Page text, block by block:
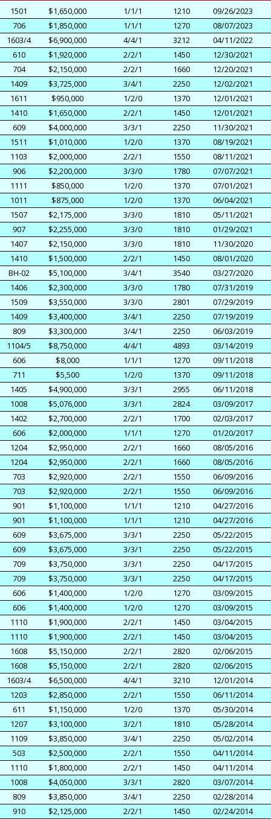
1501 $1,650,000 1/1/1 1210
09/26/2023
706
$1,850,000 1/1/1 1270
08/07/2023
1603/4
$6,900,000 4/4/1 3212
04/11/2022
610
$1,920,000 2/2/1 1450
12/30/2021
704
$2,150,000 2/2/1 1660
12/20/2021
1409
$3,725,000 3/4/1 2250
12/02/2021
1611
$950,000 1/2/0 1370
12/01/2021
1410
$1,650,000 2/2/1 1450
12/01/2021
609
$4,000,000 3/3/1 2250
11/30/2021
1511
$1,010,000 1/2/0 1370
08/19/2021
1103
$2,000,000 2/2/1 1550
08/11/2021
906
$2,200,000 3/3/0 1780
07/07/2021
1111
$850,000 1/2/0 1370
07/01/2021
1011
$875,000 1/2/0 1370
06/04/2021
1507
$2,175,000 3/3/0 1810
05/11/2021
907
$2,255,000 3/3/0 1810
01/29/2021
1407
$2,150,000 3/3/0 1810
11/30/2020
1410
$1,500,000 2/2/1 1450
08/01/2020
BH-02
$5,100,000 3/4/1 3540
03/27/2020
1406
$2,300,000 3/3/0 1780
07/31/2019
1509
$3,550,000 3/3/0 2801
07/29/2019
1409
$3,400,000 3/4/1 2250
07/19/2019
809
$3,300,000 3/4/1 2250
06/03/2019
1104/5
$8,750,000 4/4/1 4893
03/14/2019
606
$8,000 1/1/1 1270
09/11/2018
711
$5,500 1/2/0 1370
09/11/2018
1405
$4,900,000 3/3/1 2955
06/11/2018
1008
$5,076,000 3/3/1 2824
03/09/2017
1402
$2,700,000 2/2/1 1700
02/03/2017
606
$2,000,000 1/1/1 1270
01/20/2017
1204
$2,950,000 2/2/1 1660
08/05/2016
1204
$2,950,000 2/2/1 1660
08/05/2016
703
$2,920,000 2/2/1 1550
06/09/2016
703
$2,920,000 2/2/1 1550
06/09/2016
901
$1,100,000 1/1/1 1210
04/27/2016
901
$1,100,000 1/1/1 1210
04/27/2016
609
$3,675,000 3/3/1 2250
05/22/2015
609
$3,675,000 3/3/1 2250
05/22/2015
709
$3,750,000 3/3/1 2250
04/17/2015
709
$3,750,000 3/3/1 2250
04/17/2015
606
$1,400,000 1/2/0 1270
03/09/2015
606
$1,400,000 1/2/0 1270
03/09/2015
1110
$1,900,000 2/2/1 1450
03/04/2015
1110
$1,900,000 2/2/1 1450
03/04/2015
1608
$5,150,000 2/2/1 2820
02/06/2015
1608
$5,150,000 2/2/1 2820
02/06/2015
1603/4
$6,500,000 4/4/1 3210
12/01/2014
1203
$2,850,000 2/2/1 1550
06/11/2014
611
$1,150,000 1/2/0 1370
05/30/2014
1207
$3,100,000 3/2/1 1810
05/28/2014
1109
$3,850,000 3/4/1 2250
05/02/2014
503
$2,500,000 2/2/1 1550
04/11/2014
1110
$1,800,000 2/2/1 1450
04/11/2014
1008
$4,050,000 3/3/1 2820
03/07/2014
809
$3,850,000 3/4/1 2250
02/28/2014
910
$2,125,000 2/2/1 1450
02/24/2014